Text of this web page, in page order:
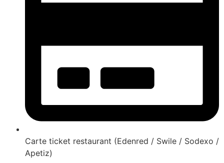
Carte ticket restaurant (Edenred / Swile / Sodexo /
Apetiz)